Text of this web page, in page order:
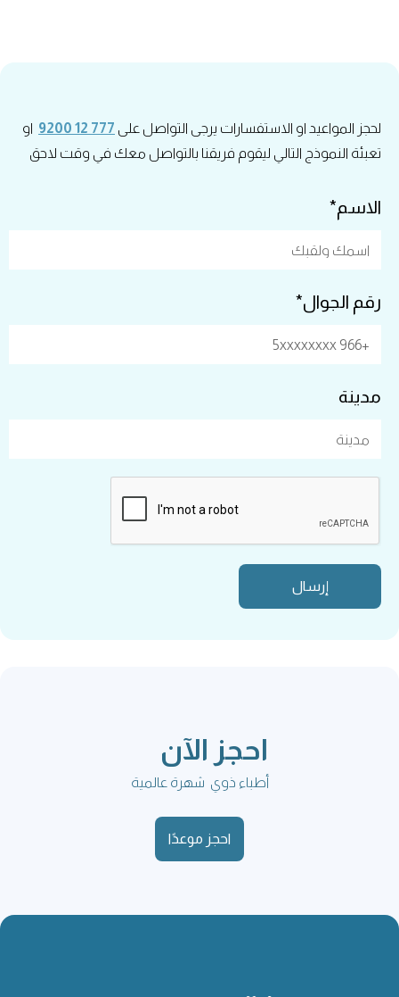
لحجز المواعيد او الاستفسارات يرجى التواصل على 777 12 9200
او
تعبئة النموذج التالي ليقوم فريقنا بالتواصل معك في وقت لاحق
الاسم*
رقم الجوال*
مدينة
احجز الآن
أطباء ذوي شهرة عالمية
احجز موعدًا